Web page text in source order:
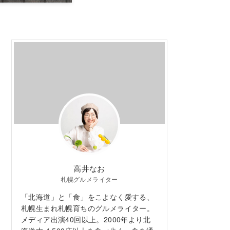
高井なお
札幌グルメライター
「北海道」と「食」をこよなく愛する、
札幌生まれ札幌育ちのグルメライター。
メディア出演40回以上。2000年より北